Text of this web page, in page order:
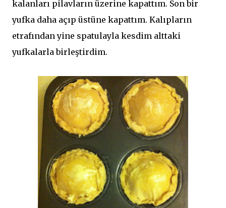
kalanları pilavların üzerine kapattım. Son bir
yufka daha açıp üstüne kapattım. Kalıpların
etrafından yine spatulayla kesdim alttaki
yufkalarla birleştirdim.